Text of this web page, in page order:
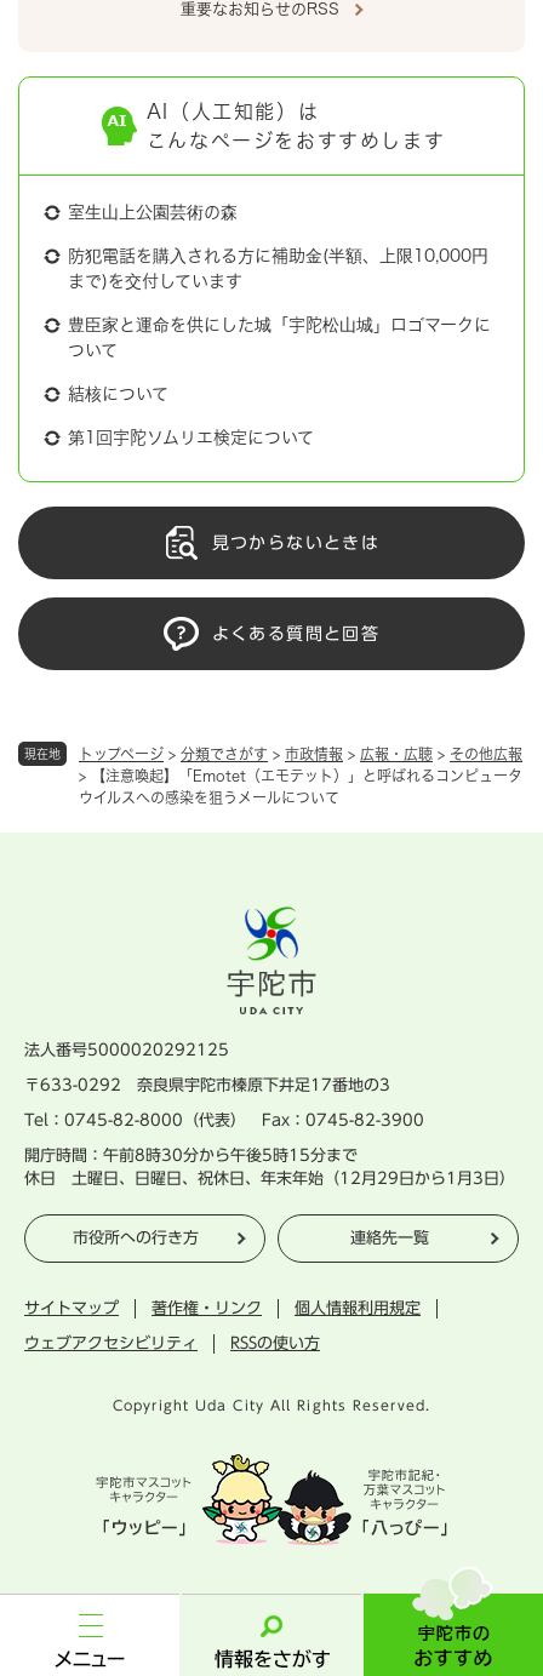
陀
市
の
現在地 トップページ > 分類でさがす > 市政情報 > 広報・広聴 > その他広報
>
【注意喚起】「Emotet（エモテット）」と呼ばれるコンピュータ
ウイルスへの感染を狙うメールについて
重要なお知らせのRSS
AI（人工知能）は
こんなページをおすすめします
室生山上公園芸術の森
防犯電話を購入される方に補助金(半額、上限10,000円
まで)を交付しています
豊臣家と運命を供にした城「宇陀松山城」ロゴマークに
ついて
結核について
第1回宇陀ソムリエ検定について
見つからないときは
よくある質問と回答
法人番号5000020292125
〒633-0292 奈良県宇陀市榛原下井足17番地の3
Tel：0745-82-8000（代表） Fax：0745-82-3900
開庁時間：午前8時30分から午後5時15分まで
休日 土曜日、日曜日、祝休日、年末年始（12月29日から1月3日）
市役所への行き方 連絡先一覧
サイトマップ 著作権・リンク 個人情報利用規定
ウェブアクセシビリティ RSSの使い方
Copyright Uda City All Rights Reserved.